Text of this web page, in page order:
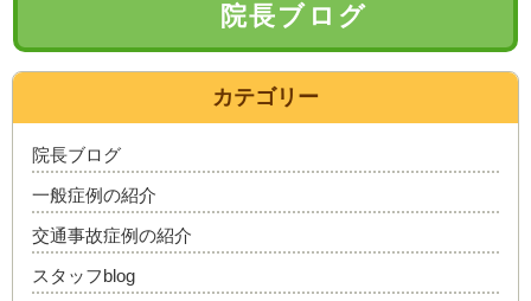
院長ブログ
カテゴリー
院長ブログ
一般症例の紹介
交通事故症例の紹介
スタッフblog